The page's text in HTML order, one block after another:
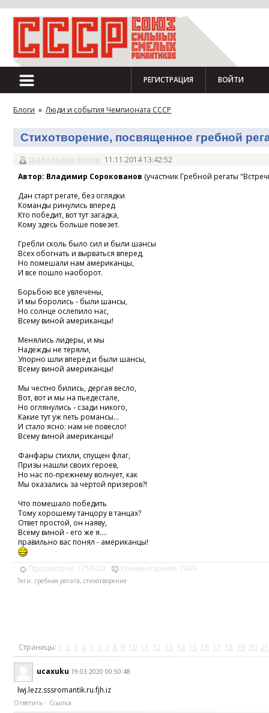
РЕГИСТРАЦИЯ ВОЙТИ
Блоги » Люди и события Чемпионата СССР
Стихотворение, посвященное гребной
Шабалкина Елена 11.11.2014 13:42:52
Автор: Владимир Сорокованов (участник Гребной регаты
Дан старт регате, без оглядки
Команды ринулись вперед.
Кто победит, вот тут загадка,
Кому здесь больше повезет.
Гребли сколь было сил и были шансы
Всех обогнать и вырваться вперед,
Но помешали нам американцы,
И все пошло наоборот.
Борьбою все увлечены,
И мы боролись - были шансы,
Но солнце ослепило нас,
Всему виной американцы!
Менялись лидеры, и мы
Надежды не теряли,
Упорно шли вперед и были шансы,
Всему виной американцы!
Мы честно бились, дергая весло,
Вот, вот и мы на пьедестале,
Но оглянулись - сзади никого,
Какие тут уж петь романсы...
И стало ясно: нам не повесло!
Всему виной американцы!
Фанфары стихли, спущен флаг,
Призы нашли своих героев,
Но нас по-прежнему волнует, как
Мы оказались за чертой призеров?!
Что помешало победить
Тому хорошему танцору в танцах?
Ответ простой, он наяву,
Всему виной - его же я....
правильно вас понял - американцы!
Просмотров: 1758302 Комментариев: 7409
Теги: гребная регата, стихотворение
Страницы: 1 2 3 4 5 6 7 8 9 10 11 12 13 14 15 16 17 18 19 20 21
ucaxuku 19.03.2020 00:50:48
lwj.lezz.sssromantik.ru.fjh.iz
Ответить Ссылка